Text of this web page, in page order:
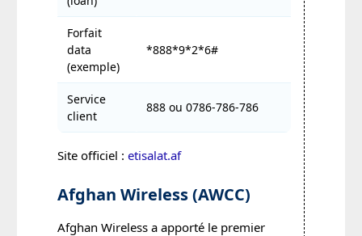
Forfait
data
(exemple)
*888*9*2*6#
Service
client
888 ou 0786-786-786
Site officiel : etisalat.af
Afghan Wireless (AWCC)
Afghan Wireless a apporté le premier